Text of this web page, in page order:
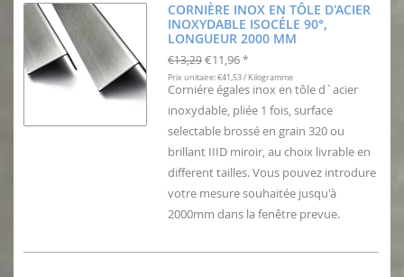
CORNIÈRE INOX EN TÔLE D'ACIER
INOXYDABLE ISOCÉLE 90°,
LONGUEUR 2000 MM
€13,29 €11,96 *
Prix unitaire: €41,53 / Kilogramme
Corniére égales inox en tôle d`acier
inoxydable, pliée 1 fois, surface
selectable brossé en grain 320 ou
brillant IIID miroir, au choix livrable en
different tailles. Vous pouvez introdure
votre mesure souhaitée jusqu'à
2000mm dans la fenêtre prevue.